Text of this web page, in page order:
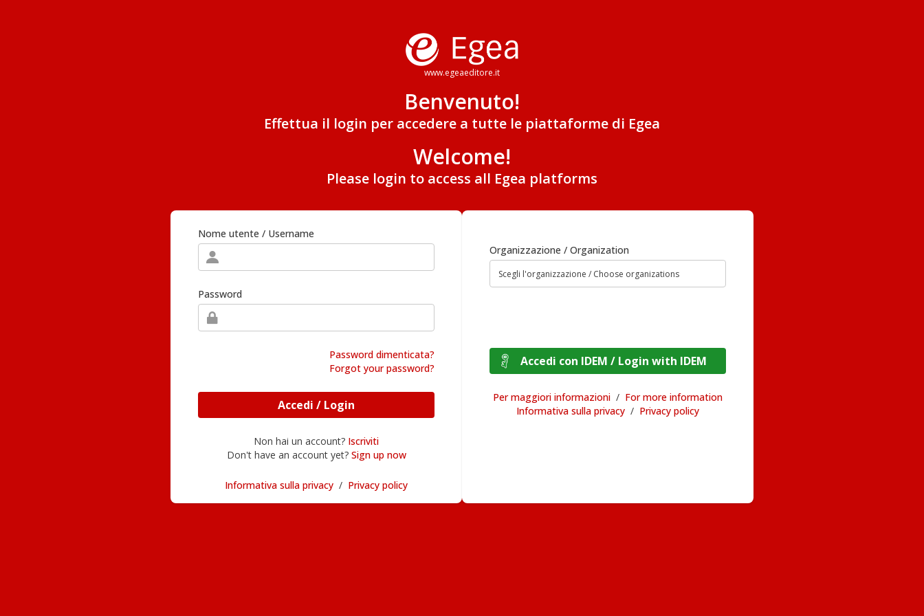
www.egeaeditore.it
Benvenuto!
Effettua il login per accedere a tutte le piattaforme di Egea
Welcome!
Please login to access all Egea platforms
Nome utente / Username
Password
Password dimenticata?
Forgot your password?
Accedi / Login
Non hai un account? Iscriviti
Don't have an account yet? Sign up now
Informativa sulla privacy / Privacy policy
Organizzazione / Organization
Accedi con IDEM / Login with IDEM
Per maggiori informazioni / For more information
Informativa sulla privacy / Privacy policy